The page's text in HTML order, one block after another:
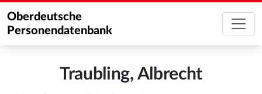
Oberdeutsche
Personendatenbank
Traubling, Albrecht